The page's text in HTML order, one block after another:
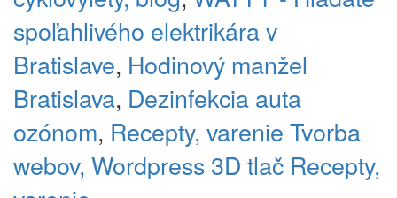
spoľahlivého elektrikára v
Bratislave, Hodinový manžel
Bratislava, Dezinfekcia auta
ozónom, Recepty, varenie Tvorba
webov, Wordpress 3D tlač Recepty,